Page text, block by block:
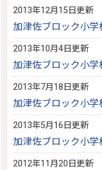
2013年12月15日更新
加津佐ブロック小学
2013年10月4日更新
加津佐ブロック小
2013年7月18日更新
加津佐ブロック小
2013年5月16日更新
加津佐ブロック小
2012年11月20日更新